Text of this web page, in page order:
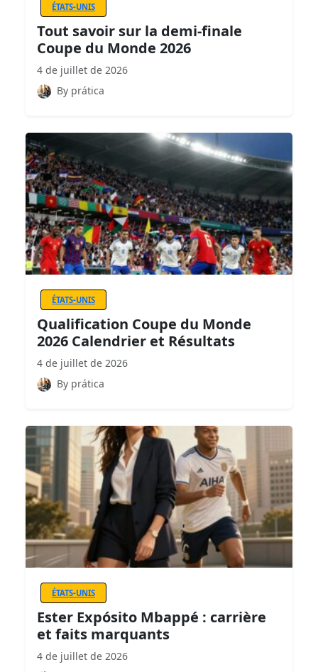
ÉTATS-UNIS
Tout savoir sur la demi-finale
Coupe du Monde 2026
4 de juillet de 2026
By prática
ÉTATS-UNIS
Qualification Coupe du Monde
2026 Calendrier et Résultats
4 de juillet de 2026
By prática
ÉTATS-UNIS
Ester Expósito Mbappé : carrière
et faits marquants
4 de juillet de 2026